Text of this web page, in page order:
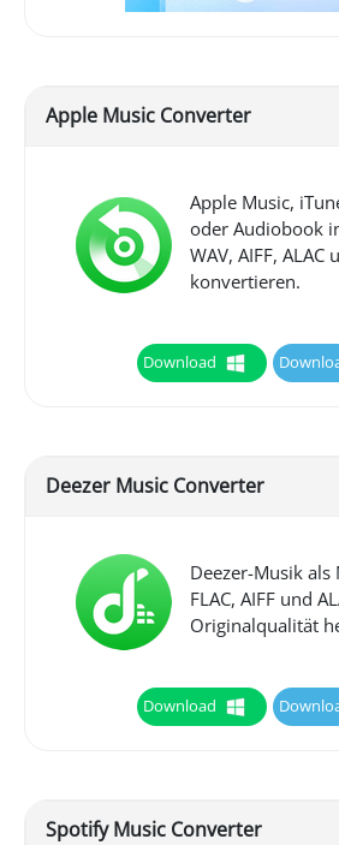
Apple Music Converter
Apple Music,
oder Audiobook
WAV, AIFF, ALAC
konvertieren.
Download
Deezer Music Converter
Deezer-Musik als
FLAC, AIFF und
Originalqualität
Download
Spotify Music Converter